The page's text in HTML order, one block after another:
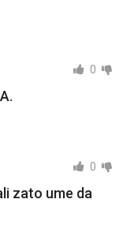
0
0
zato ume da